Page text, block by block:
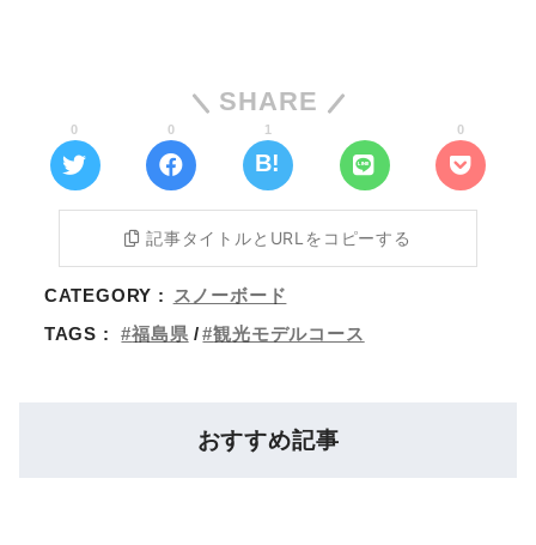
SHARE
0 0 1 0
記事タイトルとURLをコピーする
CATEGORY :
スノーボード
TAGS :
福島県 観光モデルコース
おすすめ記事